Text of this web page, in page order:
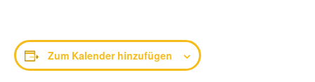
Zum Kalender hinzufügen